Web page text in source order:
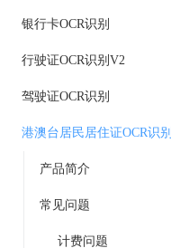
银行卡OCR识别
行驶证OCR识别V2
驾驶证OCR识别
港澳台居民居住证OCR识别
产品简介
常见问题
计费问题